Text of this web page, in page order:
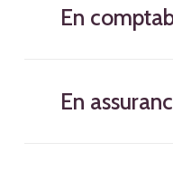
En
En